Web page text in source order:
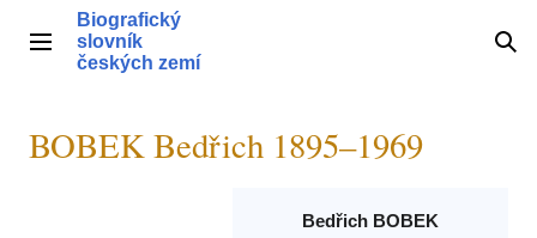
obsahHlavní menu
Biografický
slovník
českých zemí
BOBEK Bedřich 1895–1969
Bedřich BOBEK